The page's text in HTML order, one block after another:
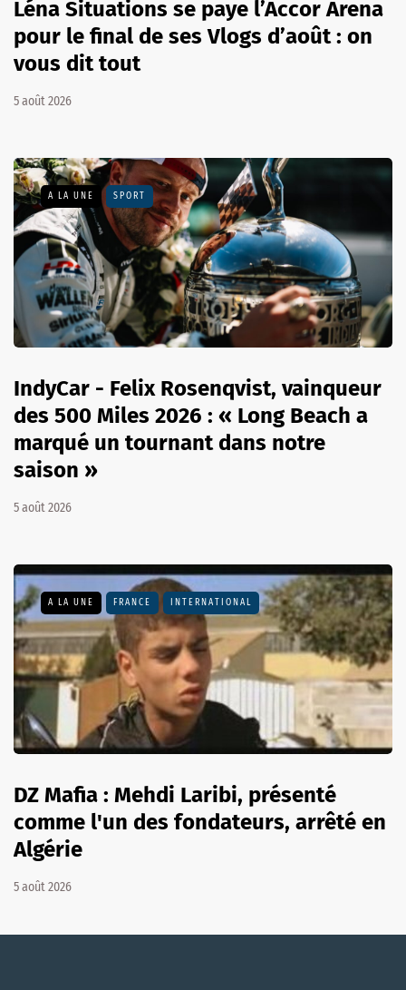
Léna Situations se paye l’Accor Arena
pour le final de ses Vlogs d’août : on
vous dit tout
5 août 2026
A LA UNE SPORT
IndyCar - Felix Rosenqvist, vainqueur
des 500 Miles 2026 : « Long Beach a
marqué un tournant dans notre
saison »
5 août 2026
A LA UNE FRANCE INTERNATIONAL
DZ Mafia : Mehdi Laribi, présenté
comme l'un des fondateurs, arrêté en
Algérie
5 août 2026